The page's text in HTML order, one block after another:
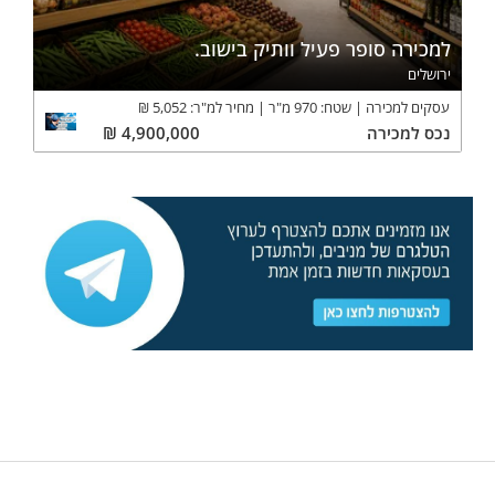
למכירה סופר פעיל וותיק בישוב.
ירושלים
עסקים למכירה
שטח: 970 מ"ר מחיר למ"ר: 5,052
₪
נכס למכירה 4,900,000
₪